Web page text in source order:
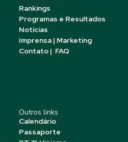
Rankings
Programas e Resultados
Notícias
Imprensa | Marketing
Contato | FAQ
Outros links
Calendário
Passaporte